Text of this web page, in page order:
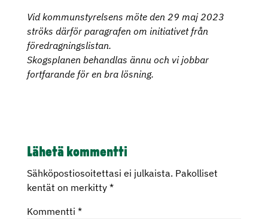
Vid kommunstyrelsens möte den 29 maj 2023
ströks därför paragrafen om initiativet från
föredragningslistan.
Skogsplanen behandlas ännu och vi jobbar
fortfarande för en bra lösning.
Lähetä kommentti
Sähköpostiosoitettasi ei julkaista. Pakolliset
kentät on merkitty *
Kommentti *